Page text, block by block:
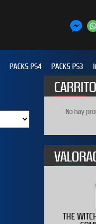
PACKS PS4 PACKS PS3
CARRITO
No hay
THE